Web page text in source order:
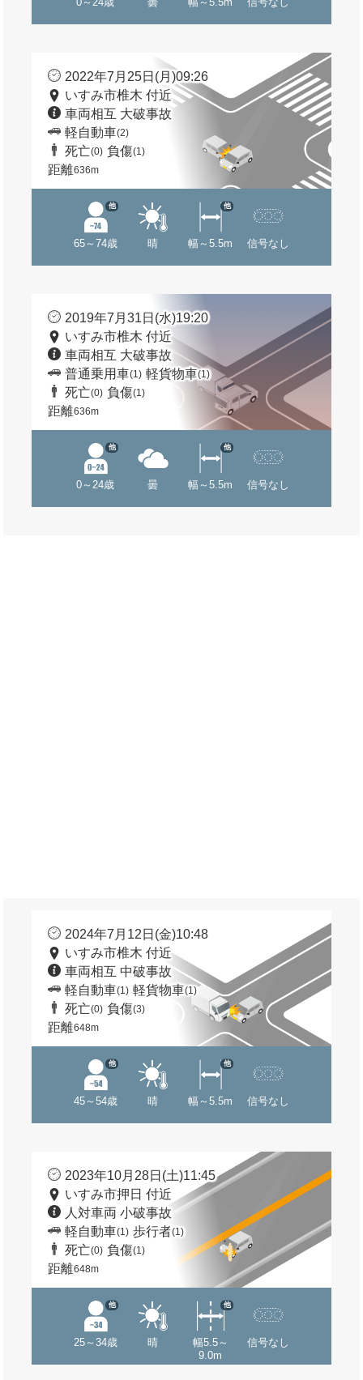
2022年7月25日(月)09:26
いすみ市椎木 付近
車両相互 大破事故
軽自動車(2)
死亡(0) 負傷(1)
距離636m
65～74歳
他
晴 幅～5.5m
他
信号なし
2019年7月31日(水)19:20
いすみ市椎木 付近
車両相互 大破事故
普通乗用車(1) 軽貨物車(1)
死亡(0) 負傷(1)
距離636m
0～24歳
他
曇 幅～5.5m
他
信号なし
2024年7月12日(金)10:48
いすみ市椎木 付近
車両相互 中破事故
軽自動車(1) 軽貨物車(1)
死亡(0) 負傷(3)
距離648m
45～54歳
他
晴 幅～5.5m
他
信号なし
2023年10月28日(土)11:45
いすみ市押日 付近
人対車両 小破事故
軽自動車(1) 歩行者(1)
死亡(0) 負傷(1)
距離648m
25～34歳
他
晴
幅5.5～
9.0m
他
信号なし